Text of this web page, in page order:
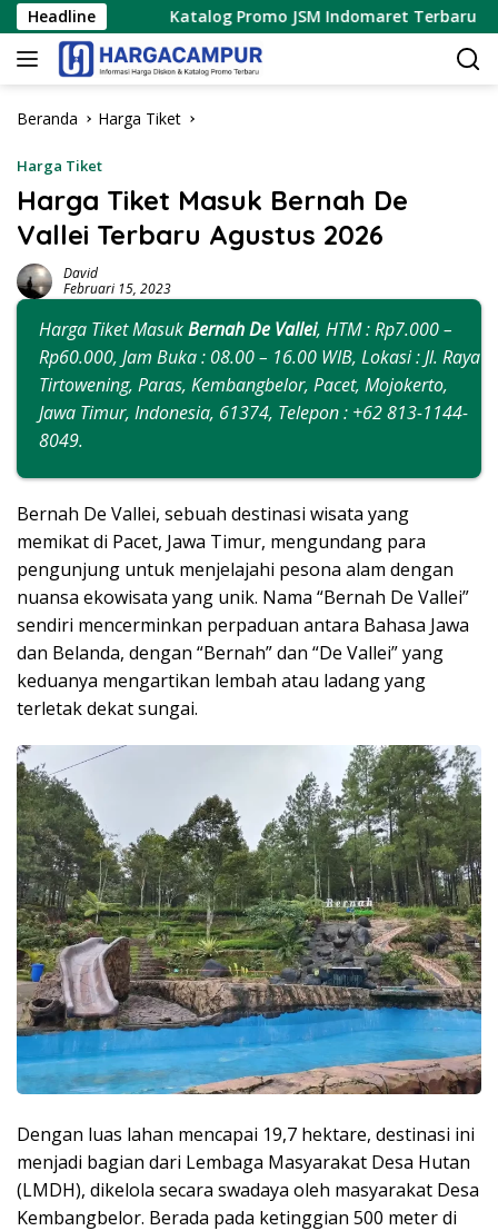
Langsung
ke
konten
HeadlineKatalog Promo JSM Indomaret Terbaru 7 – 9 Agustus
Beranda Harga Tiket
Harga Tiket
Harga Tiket Masuk Bernah De
Vallei Terbaru Agustus 2026
David
Februari 15, 2023
Harga Tiket MasukBernah De Vallei, HTM : Rp7.000 –
Rp60.000, Jam Buka : 08.00 – 16.00 WIB, Lokasi : Jl. Raya
Tirtowening, Paras, Kembangbelor, Pacet, Mojokerto,
Jawa Timur, Indonesia, 61374, Telepon : +62 813-1144-
8049.
Bernah De Vallei, sebuah destinasi wisata yang
memikat di Pacet, Jawa Timur, mengundang para
pengunjung untuk menjelajahi pesona alam dengan
nuansa ekowisata yang unik. Nama “Bernah De Vallei”
sendiri mencerminkan perpaduan antara Bahasa Jawa
dan Belanda, dengan “Bernah” dan “De Vallei” yang
keduanya mengartikan lembah atau ladang yang
terletak dekat sungai.
Dengan luas lahan mencapai 19,7 hektare, destinasi ini
menjadi bagian dari Lembaga Masyarakat Desa Hutan
(LMDH), dikelola secara swadaya oleh masyarakat Desa
Kembangbelor. Berada pada ketinggian 500 meter di